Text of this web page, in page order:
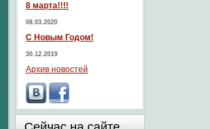
8 марта!!!!
08.03.2020
С Новым Годом!
30.12.2019
Архив новостей